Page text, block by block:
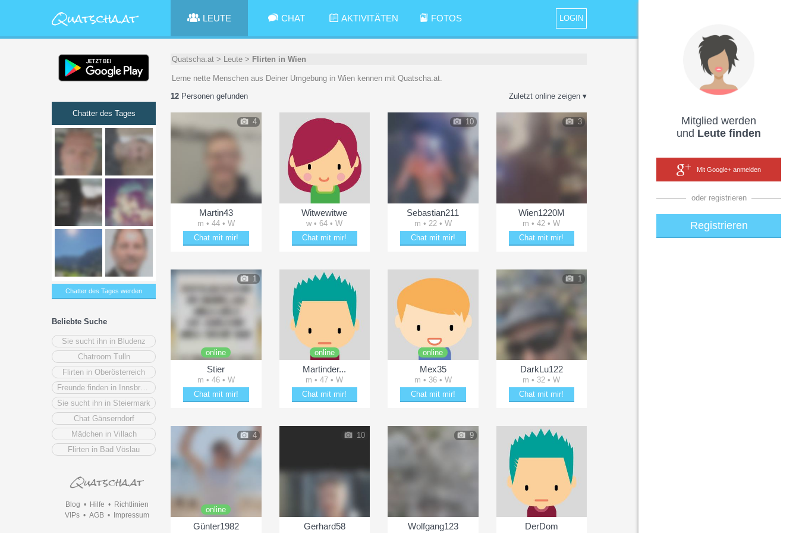
Mitglied werden
und Leute finden
Mit Google+ anmelden
oder registrieren
Registrieren
LOGIN
LEUTE CHAT AKTIVITÄTEN FOTOS
Chatter des Tages
Chatter des Tages werden
Beliebte Suche
Sie sucht ihn in Bludenz
Chatroom Tulln
Flirten in Oberösterreich
Sie sucht ihn in Steiermark
Chat Gänserndorf
Mädchen in Villach
Flirten in Bad Vöslau
Blog • Hilfe • Richtlinien
VIPs• AGB• Impressum
Quatscha.at > Leute > Flirten in Wien
Lerne nette Menschen aus Deiner Umgebung in Wien kennen mit Quatscha.at.
Zuletzt online zeigen ▾
12 Personen gefunden
4
Martin43
m • 44 • W
Chat mit mir!
Witwewitwe
w • 64 • W
Chat mit mir!
10
Sebastian211
m • 22 • W
Chat mit mir!
3
Wien1220M
m • 42 • W
Chat mit mir!
1
online
Stier
m • 46 • W
Chat mit mir!
online
Martinder...
m • 47 • W
Chat mit mir!
online
Mex35
m • 36 • W
Chat mit mir!
1
DarkLu122
m • 32 • W
Chat mit mir!
4
online
Günter1982
10
Gerhard58
9
Wolfgang123 DerDom